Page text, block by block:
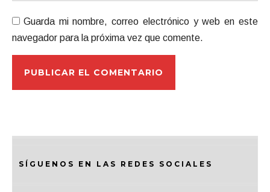
Guarda mi nombre, correo electrónico y web en este
navegador para la próxima vez que comente.
SÍGUENOS EN LAS REDES SOCIALES